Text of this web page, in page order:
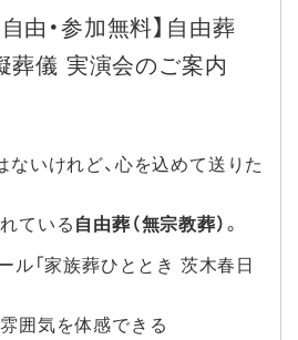
由・参加無料】自由葬
葬儀 実演会のご案内
ないけれど、心を込めて送りた
ている 自由葬（無宗教葬） 。
ル「家族葬ひととき 茨木春日
囲気を体感できる